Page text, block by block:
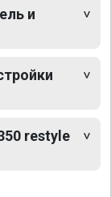
и
restyle